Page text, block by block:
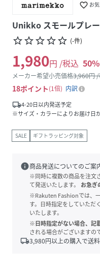
favorite_border お
Unikko スモールプレ
star_borderstar_borderstar_borderstar_borderstar_border (-件)
1,980円 /税込 50
メーカー希望小売価格3,960円
18ポイント 1倍
内訳
local_shipping4-20日以内発送予定
※サイズ・カラーによりお届け日
SALE ギフトラッピング対象
info商品発送についてのご案
※同時に複数の商品を注文
て発送いたします。
お急ぎ
※Rakuten Fashionでは、
す。日時指定をしていただ
いたします。
※日時指定がない場合、記
される場合がございますの
local_shipping3,980円以上の購入で送